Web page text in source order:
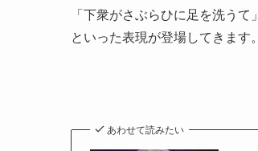
「下衆がさぶらひに足を洗うて」
といった表現が登場してきます。
あわせて読みたい